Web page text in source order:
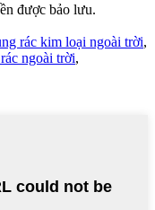
được bảo lưu.
rác kim loại ngoài trời,
ngoài trời,